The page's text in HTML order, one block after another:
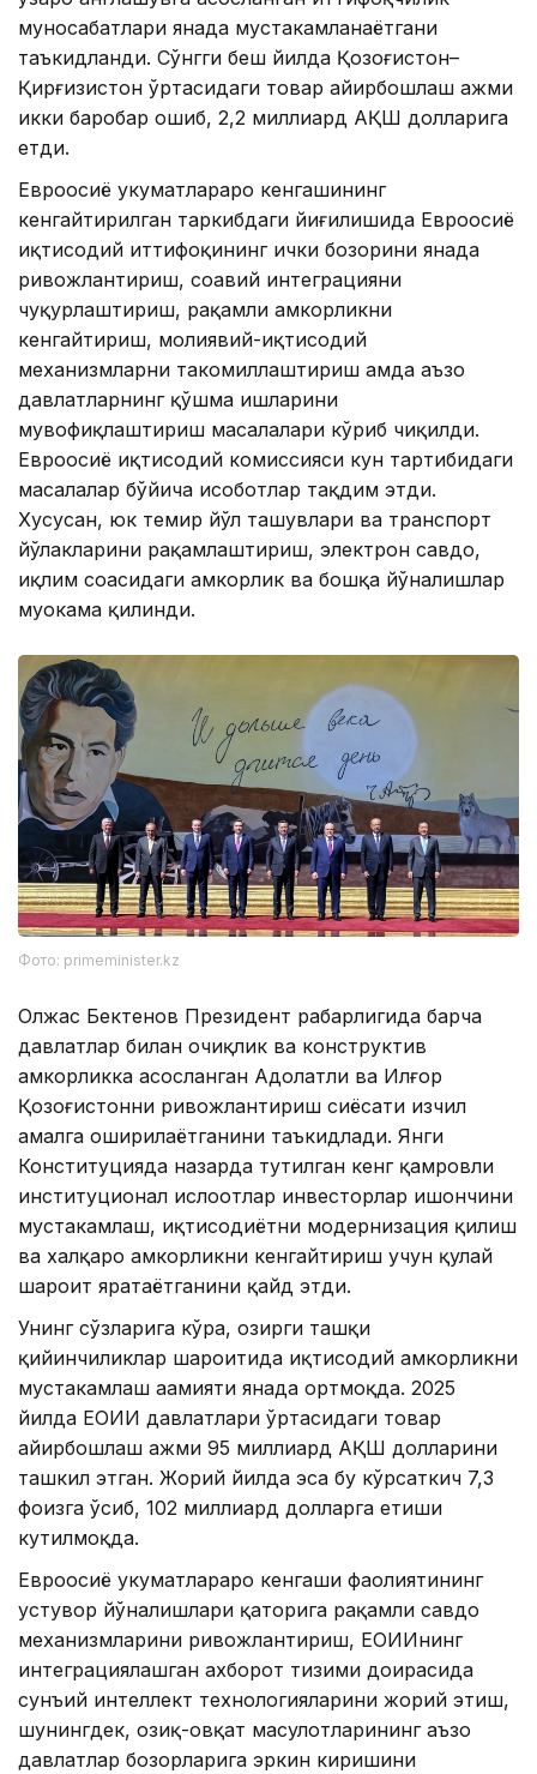
муносабатлари янада мустаҳкамланаётгани
таъкидланди. Сўнгги беш йилда Қозоғистон–
Қирғизистон ўртасидаги товар айирбошлаш ҳажми
икки баробар ошиб, 2,2 миллиард АҚШ долларига
етди.
Евроосиё ҳукуматлараро кенгашининг
кенгайтирилган таркибдаги йиғилишида Евроосиё
иқтисодий иттифоқининг ички бозорини янада
ривожлантириш, соҳавий интеграцияни
чуқурлаштириш, рақамли ҳамкорликни
кенгайтириш, молиявий-иқтисодий
механизмларни такомиллаштириш ҳамда аъзо
давлатларнинг қўшма ишларини
мувофиқлаштириш масалалари кўриб чиқилди.
Евроосиё иқтисодий комиссияси кун тартибидаги
масалалар бўйича ҳисоботлар тақдим этди.
Хусусан, юк темир йўл ташувлари ва транспорт
йўлакларини рақамлаштириш, электрон савдо,
иқлим соҳасидаги ҳамкорлик ва бошқа йўналишлар
муҳокама қилинди.
Фото: primeminister.kz
Олжас Бектенов Президент раҳбарлигида барча
давлатлар билан очиқлик ва конструктив
ҳамкорликка асосланган Адолатли ва Илғор
Қозоғистонни ривожлантириш сиёсати изчил
амалга оширилаётганини таъкидлади. Янги
Конституцияда назарда тутилган кенг қамровли
институционал ислоҳотлар инвесторлар ишончини
мустаҳкамлаш, иқтисодиётни модернизация қилиш
ва халқаро ҳамкорликни кенгайтириш учун қулай
шароит яратаётганини қайд этди.
Унинг сўзларига кўра, ҳозирги ташқи
қийинчиликлар шароитида иқтисодий ҳамкорликни
мустаҳкамлаш аҳамияти янада ортмоқда. 2025
йилда ЕОИИ давлатлари ўртасидаги товар
айирбошлаш ҳажми 95 миллиард АҚШ долларини
ташкил этган. Жорий йилда эса бу кўрсаткич 7,3
фоизга ўсиб, 102 миллиард долларга етиши
кутилмоқда.
Евроосиё ҳукуматлараро кенгаши фаолиятининг
устувор йўналишлари қаторига рақамли савдо
механизмларини ривожлантириш, ЕОИИнинг
интеграциялашган ахборот тизими доирасида
сунъий интеллект технологияларини жорий этиш,
шунингдек, озиқ-овқат маҳсулотларининг аъзо
давлатлар бозорларига эркин киришини